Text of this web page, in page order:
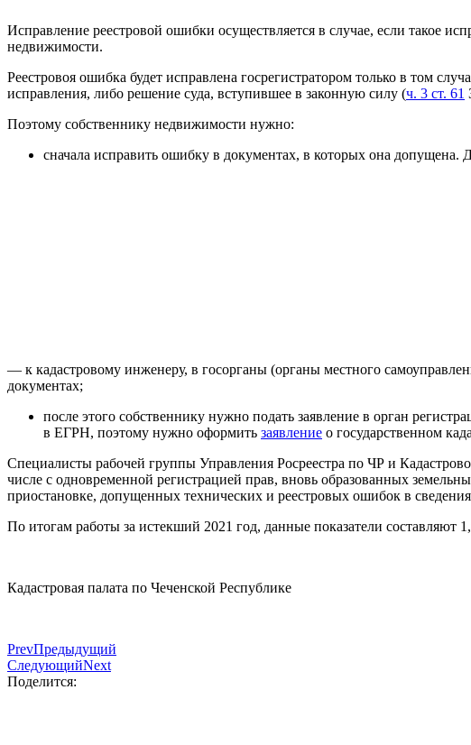
Исправление реестровой ошибки осуществляется в случае, если такое
недвижимости.
Реестровоя ошибка будет исправлена госрегистратором только в том
исправления, либо решение суда, вступившее в законную силу (ч. 3 ст. 61
Поэтому собственнику недвижимости нужно:
сначала исправить ошибку в документах, в которых она допущена.
— к кадастровому инженеру, в госорганы (органы местного
документах; — в суд, если исправить ее
после этого собственнику нужно подать заявление в орган
в ЕГРН, поэтому нужно оформить заявление о государственном
Специалисты рабочей группы Управления Росреестра по ЧР и
числе с одновременной регистрацией прав, вновь образованных
приостановке, допущенных технических и реестровых ошибок в
По итогам работы за истекший 2021 год, данные показатели составляют
Кадастровая палата по Чеченской Республике
PrevПредыдущий
СледующийNext
Поделится: